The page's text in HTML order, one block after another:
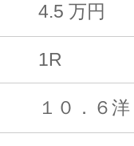
4.5 万円
1R
１０．６洋